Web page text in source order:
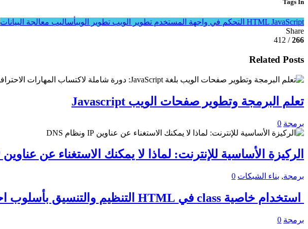
Tags In
HTML JavaScript التحكم في واجهة المستخدم تطوير الويب تطوير الويبأساليب معالجة البيانات
Share
266
/ 412
Related Posts
تعلم البرمجة وتطوير صفحات الويب Javascript
برمجة 0
الركيزة الأساسية للإنترنت: لماذا لا يمكنك الاستغناء عن عناوين IP ونظام DNS
برمجة, بناء الشبكات 0
استخدام خاصية class في HTML التنظيم والتنسيق بأسلوب احترافي
برمجة 0